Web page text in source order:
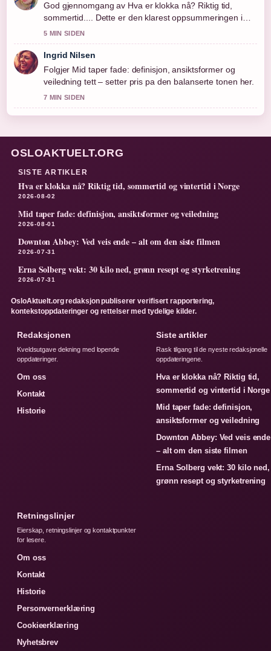
God gjennomgang av Hva er klokka nå? Riktig tid,
sommertid.... Dette er den klarest oppsummeringen i
dag.
5 MIN SIDEN
Ingrid Nilsen
Folgjer Mid taper fade: definisjon, ansiktsformer og
veiledning tett – setter pris pa den balanserte tonen her.
7 MIN SIDEN
OSLOAKTUELT.ORG
SISTE ARTIKLER
Hva er klokka nå? Riktig tid, sommertid og vintertid i Norge
2026-08-02
Mid taper fade: definisjon, ansiktsformer og veiledning
2026-08-01
Downton Abbey: Ved veis ende – alt om den siste filmen
2026-07-31
Erna Solberg vekt: 30 kilo ned, grønn resept og styrketrening
2026-07-31
OsloAktuelt.org redaksjon publiserer verifisert rapportering,
kontekstoppdateringer og rettelser med tydelige kilder.
Redaksjonen
Kveldsutgave dekning med lopende
oppdateringer.
Om oss
Kontakt
Historie
Siste artikler
Rask tilgang til de nyeste redaksjonelle
oppdateringene.
Hva er klokka nå? Riktig tid,
sommertid og vintertid i Norge
Mid taper fade: definisjon,
ansiktsformer og veiledning
Downton Abbey: Ved veis ende
– alt om den siste filmen
Erna Solberg vekt: 30 kilo ned,
grønn resept og styrketrening
Retningslinjer
Eierskap, retningslinjer og kontaktpunkter
for lesere.
Om oss
Kontakt
Historie
Personvernerklæring
Cookieerklæring
Nyhetsbrev